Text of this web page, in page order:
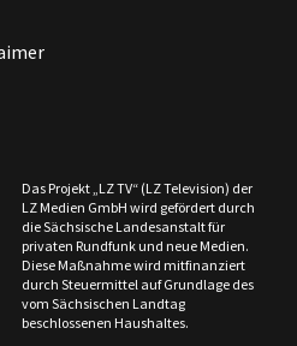
Das Projekt „LZ TV“ (LZ Television) der
LZ Medien GmbH wird gefördert durch
die Sächsische Landesanstalt für
privaten Rundfunk und neue Medien.
Diese Maßnahme wird mitfinanziert
durch Steuermittel auf Grundlage des
vom Sächsischen Landtag
beschlossenen Haushaltes.